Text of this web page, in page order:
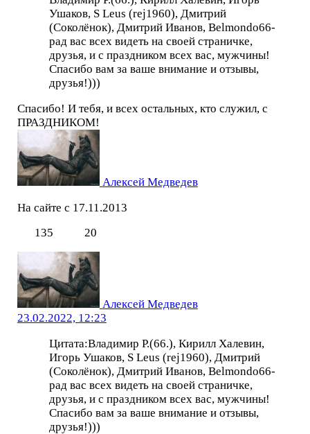
Ушаков, S Leus (rej1960), Дмитрий
(Соколёнок), Дмитрий Иванов, Belmondo66-
рад вас всех видеть на своей страничке,
друзья, и с праздником всех вас, мужчины!
Спасибо вам за ваше внимание и отзывы,
друзья!)))
Спасибо! И тебя, и всех остальных, кто служил, с
ПРАЗДНИКОМ!
Алексей Медведев
На сайте с 17.11.2013
135
20
Алексей Медведев
23.02.2022, 12:23
Цитата:Владимир Р.(66.), Кирилл Халевин,
Игорь Ушаков, S Leus (rej1960), Дмитрий
(Соколёнок), Дмитрий Иванов, Belmondo66-
рад вас всех видеть на своей страничке,
друзья, и с праздником всех вас, мужчины!
Спасибо вам за ваше внимание и отзывы,
друзья!)))